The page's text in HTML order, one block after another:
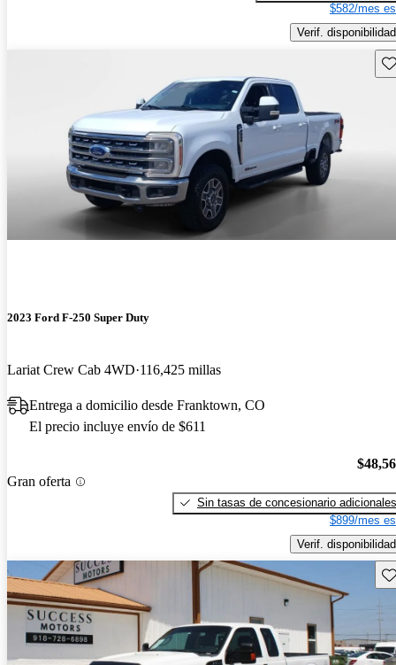
$582/mes
Verif. disponibilidad
2023 Ford F-250 Super Duty
Lariat Crew Cab 4WD 116,425 millas
Entrega a domicilio desde Franktown, CO
El precio incluye envío de $611
Gran oferta
Sin tasas de concesionario adicionales
$899/mes
Verif. disponibilidad